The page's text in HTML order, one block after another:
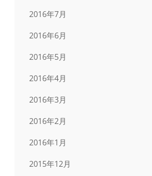
2016年7月
2016年6月
2016年5月
2016年4月
2016年3月
2016年2月
2016年1月
2015年12月